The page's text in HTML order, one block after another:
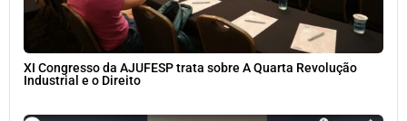
XI Congresso da AJUFESP trata sobre A Quarta Revolução
Industrial e o Direito